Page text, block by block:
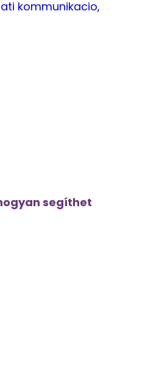
segíthet